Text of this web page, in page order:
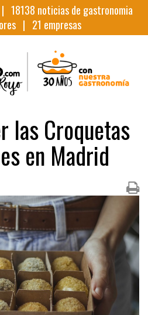
18138 noticias de gastronomia
| 21 empresas
las Croquetas
en Madrid